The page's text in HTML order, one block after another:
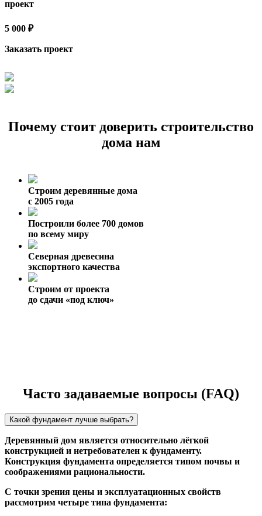
проект
5 000 ₽
Заказать проект
Почему стоит доверить строительство
дома нам
Строим деревянные дома
с 2005 года
Построили более 700 домов
по всему миру
Северная древесина
экспортного качества
Строим от проекта
до сдачи «под ключ»
Часто задаваемые вопросы (FAQ)
Какой фундамент лучше выбрать?
Деревянный дом является относительно лёгкой
конструкцией и нетребователен к фундаменту.
Конструкция фундамента определяется типом почвы и
соображениями рациональности.
С точки зрения цены и эксплуатационных свойств
рассмотрим четыре типа фундамента: